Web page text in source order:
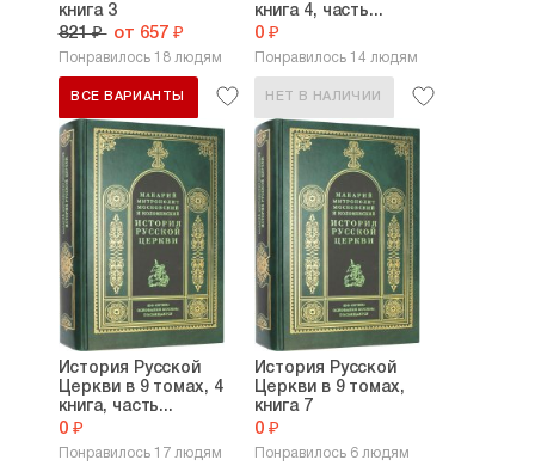
книга 3
821 ₽ от 657 ₽
Понравилось 18 людям
ВСЕ ВАРИАНТЫ
книга 4, часть...
0 ₽
Понравилось 14 людям
НЕТ В НАЛИЧИИ
История Русской
Церкви в 9 томах, 4
книга, часть...
0 ₽
Понравилось 17 людям
История Русской
Церкви в 9 томах,
книга 7
0 ₽
Понравилось 6 людям